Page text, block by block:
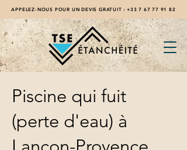
APPELEZ-NOUS POUR UN DEVIS GRATUIT : +33 7 67 77 91 82
Piscine qui fuit
(perte d'eau) à